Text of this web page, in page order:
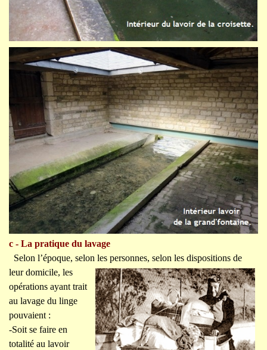
c - La pratique du lavage
Selon l’époque, selon les personnes, selon les dispositions de
leur domicile, les
opérations ayant trait
au lavage du linge
pouvaient :
-Soit se faire en
totalité au lavoir